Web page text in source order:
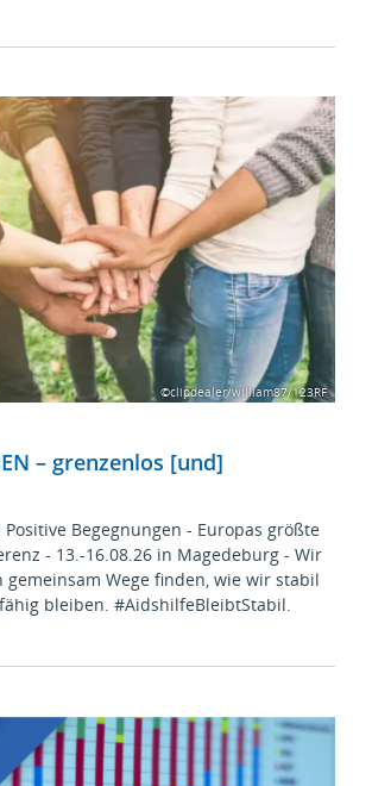
©clipdealer/william87/123RF
– grenzenlos [und]
Positive Begegnungen - Europas größte
- 13.-16.08.26 in Magedeburg - Wir
Wege finden, wie wir stabil
bleiben. #AidshilfeBleibtStabil.